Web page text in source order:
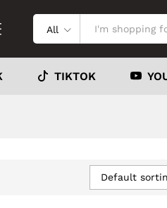
All
TIKTOK
Default